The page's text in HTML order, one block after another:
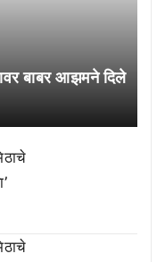
बाबर आझमने दिले